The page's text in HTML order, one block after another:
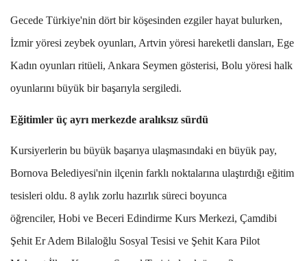
Gecede Türkiye'nin dört bir köşesinden ezgiler hayat bulurken,
İzmir yöresi zeybek oyunları, Artvin yöresi hareketli dansları, Ege
Kadın oyunları ritüeli, Ankara Seymen gösterisi, Bolu yöresi halk
oyunlarını büyük bir başarıyla sergiledi.
Eğitimler üç ayrı merkezde aralıksız sürdü
Kursiyerlerin bu büyük başarıya ulaşmasındaki en büyük pay,
Bornova Belediyesi'nin ilçenin farklı noktalarına ulaştırdığı eğitim
tesisleri oldu. 8 aylık zorlu hazırlık süreci boyunca
öğrenciler, Hobi ve Beceri Edindirme Kurs Merkezi, Çamdibi
Şehit Er Adem Bilaloğlu Sosyal Tesisi ve Şehit Kara Pilot